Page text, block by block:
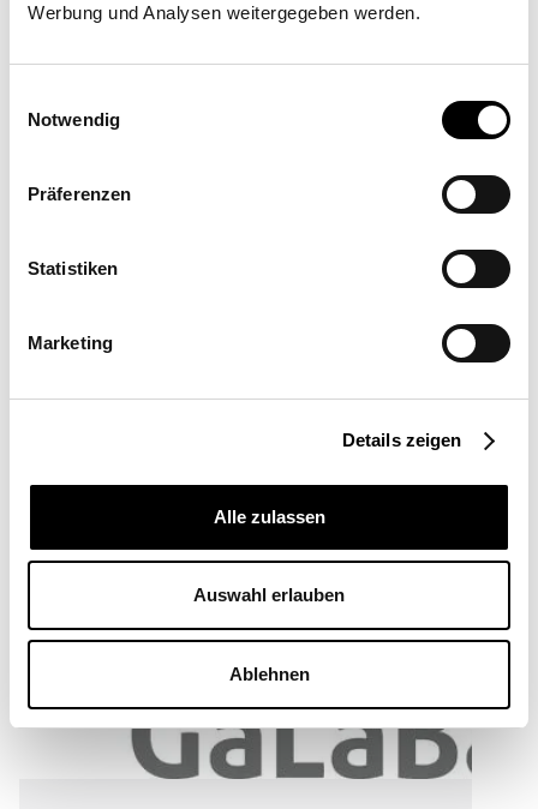
Werbung und Analysen weitergegeben werden.
Notwendig
Präferenzen
Statistiken
Marketing
Details zeigen
Alle zulassen
Auswahl erlauben
Ablehnen
Prototyp-Projekt Nuba Linz von Star-Roll SunShade
Trading GmbH